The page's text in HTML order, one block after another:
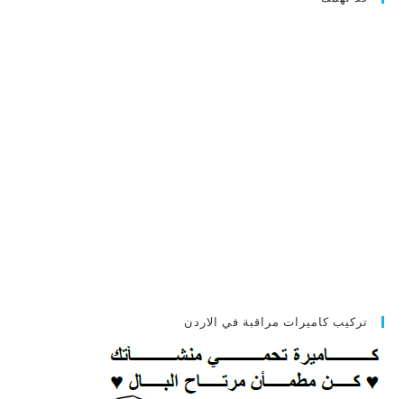
تركيب كاميرات مراقبة في الاردن